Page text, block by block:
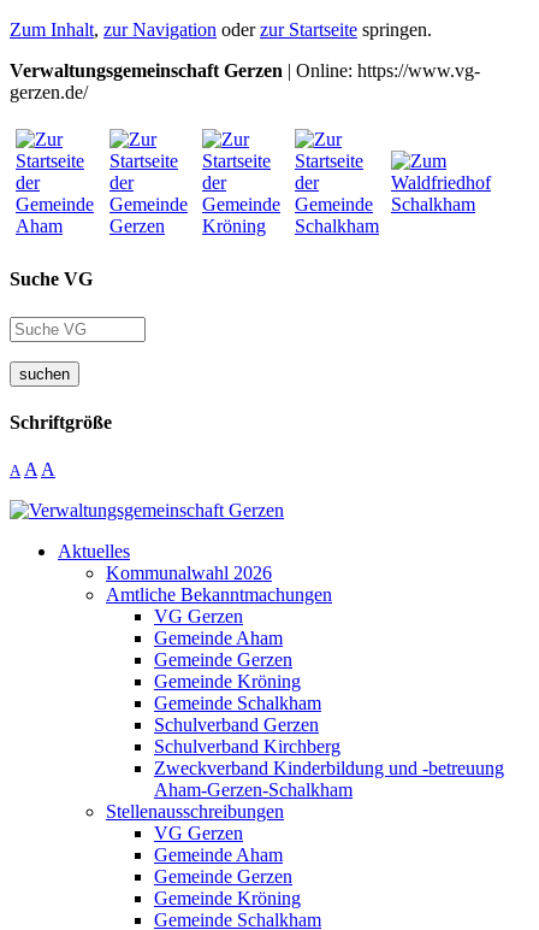
Zum Inhalt, zur Navigation oderzur Startseite springen.
Verwaltungsgemeinschaft Gerzen | Online: https://www.vg-
gerzen.de/
Suche VG
suchen
Schriftgröße
A A A
Aktuelles
Kommunalwahl 2026
Amtliche Bekanntmachungen
VG Gerzen
Gemeinde Aham
Gemeinde Gerzen
Gemeinde Kröning
Gemeinde Schalkham
Schulverband Gerzen
Schulverband Kirchberg
Zweckverband Kinderbildung und -betreuung
Aham-Gerzen-Schalkham
Stellenausschreibungen
VG Gerzen
Gemeinde Aham
Gemeinde Gerzen
Gemeinde Kröning
Gemeinde Schalkham